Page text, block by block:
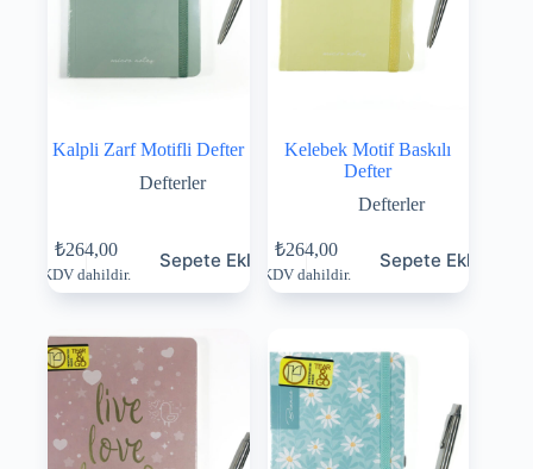
Kalpli Zarf Motifli Defter
Defterler
₺264,00
KDV dahildir.
Sepete Ekle
Kelebek Motif Baskılı
Defter
Defterler
₺264,00
KDV dahildir.
Sepete Ekle